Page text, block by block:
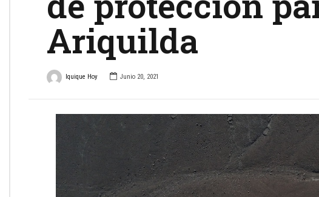
Ariquilda
Iquique Hoy Junio 20, 2021